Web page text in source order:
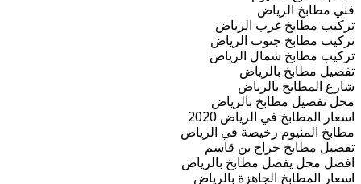
فني مطابخ الرياض
تركيب مطابخ غرب الرياض
تركيب مطابخ جنوب الرياض
تركيب مطابخ شمال الرياض
تفصيل مطابخ بالرياض
شارع المطابخ بالرياض
محل تفصيل مطابخ بالرياض
اسعار المطابخ في الرياض 2020
مطابخ المنيوم رخيصة في الرياض
تفصيل مطابخ حراج بن قاسم
افضل محل يفصل مطابخ بالرياض
اسعار المطابخ الجاهزة بالرياض